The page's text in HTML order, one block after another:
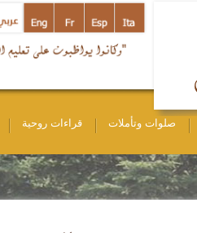
صلوات وتأملات قراءات روحية